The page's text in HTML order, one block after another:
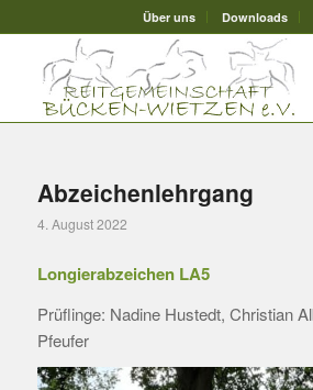
Über uns Downloads
Abzeichenlehrgang
4. August 2022
Longierabzeichen LA5
Prüflinge: Nadine Hustedt, Christian
Pfeufer